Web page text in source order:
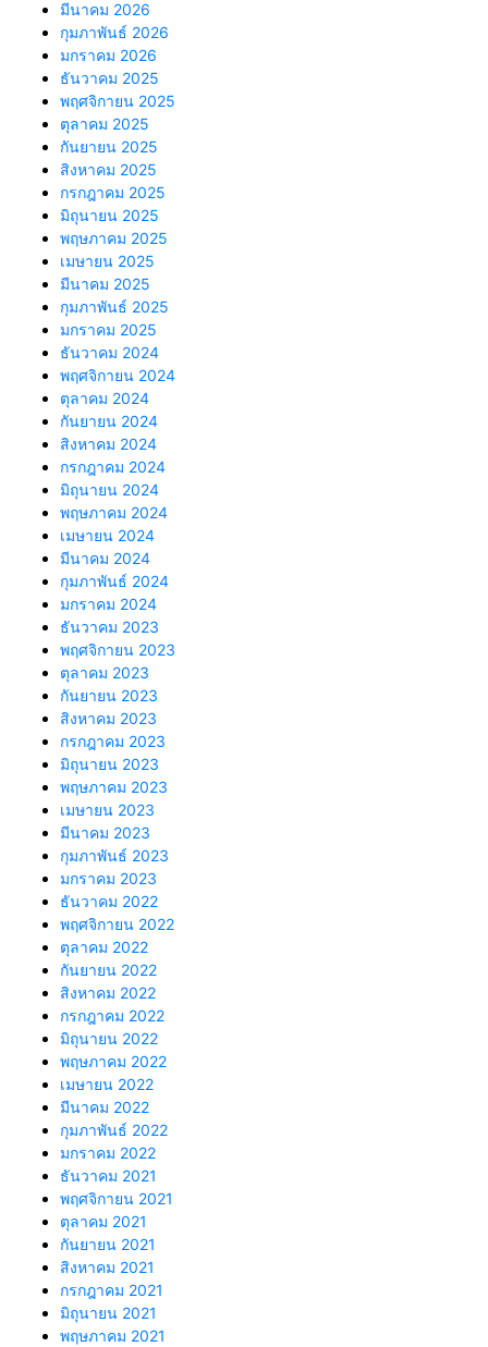
มีนาคม 2026
กุมภาพันธ์ 2026
มกราคม 2026
ธันวาคม 2025
พฤศจิกายน 2025
ตุลาคม 2025
กันยายน 2025
สิงหาคม 2025
กรกฎาคม 2025
มิถุนายน 2025
พฤษภาคม 2025
เมษายน 2025
มีนาคม 2025
กุมภาพันธ์ 2025
มกราคม 2025
ธันวาคม 2024
พฤศจิกายน 2024
ตุลาคม 2024
กันยายน 2024
สิงหาคม 2024
กรกฎาคม 2024
มิถุนายน 2024
พฤษภาคม 2024
เมษายน 2024
มีนาคม 2024
กุมภาพันธ์ 2024
มกราคม 2024
ธันวาคม 2023
พฤศจิกายน 2023
ตุลาคม 2023
กันยายน 2023
สิงหาคม 2023
กรกฎาคม 2023
มิถุนายน 2023
พฤษภาคม 2023
เมษายน 2023
มีนาคม 2023
กุมภาพันธ์ 2023
มกราคม 2023
ธันวาคม 2022
พฤศจิกายน 2022
ตุลาคม 2022
กันยายน 2022
สิงหาคม 2022
กรกฎาคม 2022
มิถุนายน 2022
พฤษภาคม 2022
เมษายน 2022
มีนาคม 2022
กุมภาพันธ์ 2022
มกราคม 2022
ธันวาคม 2021
พฤศจิกายน 2021
ตุลาคม 2021
กันยายน 2021
สิงหาคม 2021
กรกฎาคม 2021
มิถุนายน 2021
พฤษภาคม 2021